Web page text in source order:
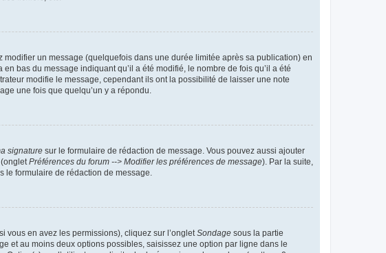
un message (quelquefois dans une durée limitée après sa publication) en
bas du message indiquant qu’il a été modifié, le nombre de fois qu’il a été
modifie le message, cependant ils ont la possibilité de laisser une note
une fois que quelqu’un y a répondu.
signature sur le formulaire de rédaction de message. Vous pouvez aussi ajouter
(ongletPréférences du forum --> Modifier les préférences de message). Par la suite,
le formulaire de rédaction de message.
vous en avez les permissions), cliquez sur l’ongletSondage sous la partie
et au moins deux options possibles, saisissez une option par ligne dans le